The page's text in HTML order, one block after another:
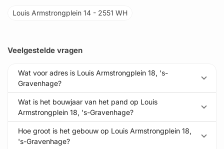
Louis Armstrongplein 14 - 2551 WH
Veelgestelde vragen
Wat voor adres is Louis Armstrongplein 18, 's-
Gravenhage?
Wat is het bouwjaar van het pand op Louis
Armstrongplein 18, 's-Gravenhage?
Hoe groot is het gebouw op Louis Armstrongplein 18,
's-Gravenhage?